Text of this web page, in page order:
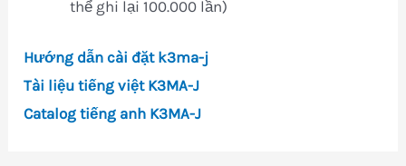
thể ghi lại 100.000 lần)
Hướng dẫn cài đặt k3ma-j
Tài liệu tiếng việt K3MA-J
Catalog tiếng anh K3MA-J